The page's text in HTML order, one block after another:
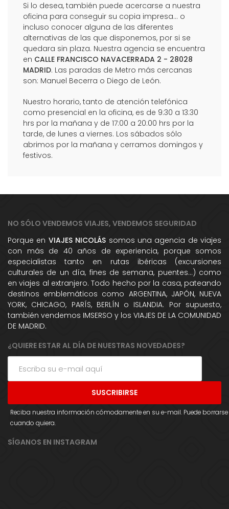
Si lo desea, también puede acercarse a nuestra
oficina para conseguir su copia impresa... o
incluso conocer alguna de las diferentes
alternativas de las que disponemos, por si se
quedara sin plaza. Nuestra agencia se encuentra
en CALLE FRANCISCO NAVACERRADA 2 - 28028
MADRID. Las paradas de Metro más cercanas
son: Manuel Becerra o Diego de León.
Nuestro horario, tanto de atención telefónica
como presencial en la oficina, es de 9:30 a 13:30
hrs por la mañana y de 17:00 a 20:00 hrs por la
tarde, de lunes a viernes. Los sábados sólo
abrimos por la mañana y cerramos domingos y
festivos.
NO SÓLO VENDEMOS VIAJES, VENDEMOS SEGURIDAD
Porque en VIAJES NICOLÁS somos una agencia de viajes
con más de 40 años de experiencia, porque somos
especialistas tanto en rutas ibéricas (excursiones
culturales de un día, fines de semana, puentes...) como
en viajes al extranjero. Todo hecho por la casa, pateando
destinos emblemáticos como ARGENTINA, JAPÓN, NUEVA
YORK, CHICAGO, PARÍS, BERLÍN o ISLANDIA. Por supuesto,
también vendemos IMSERSO y los VIAJES DE LA COMUNIDAD
DE MADRID.
¿QUIERE ESTAR AL DÍA DE NUESTRAS NOVEDADES?
Reciba nuestra información cómodamente en su e-mail. Puede borrarse
cuando quiera.
SÍGANOS EN INSTAGRAM